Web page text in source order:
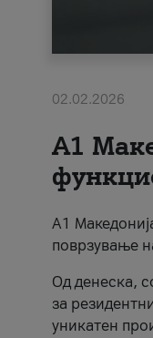
02.02.2026
А1
А1
поврзување
Од денеска,
за
уникатен